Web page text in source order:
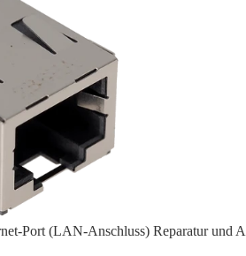
Port (LAN-Anschluss) Reparatur und